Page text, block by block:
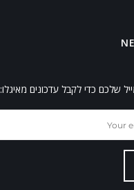
שלכם כדי לקבל עדכונים מאיגלו: